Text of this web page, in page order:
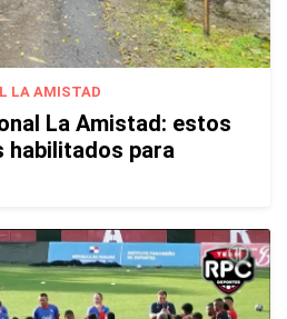
LA AMISTAD
La Amistad: estos
habilitados para